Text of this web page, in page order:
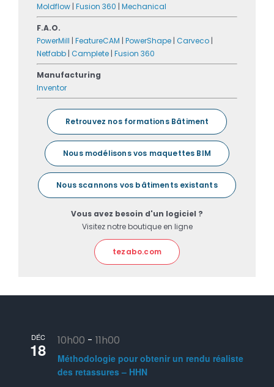
Moldflow | Fusion 360 | Mechanical
F.A.O.
PowerMill | FeatureCAM | PowerShape | Carveco |
Netfabb | Camplete | Fusion 360
Manufacturing
Inventor
Retrouvez nos formations Bâtiment
Nous modélisons vos maquettes BIM
Nous scannons vos bâtiments existants
Vous avez besoin d'un logiciel ?
Visitez notre boutique en ligne
tezabo.com
DÉC
18 10h00 - 11h00
Méthodologie pour obtenir un rendu réaliste
des retassures – HHN